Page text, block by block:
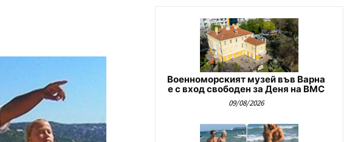
Военноморският музей във Варна
е с вход свободен за Деня на ВМС
09/08/2026